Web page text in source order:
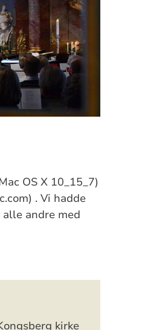
OS X 10_15_7)
. Vi hadde
andre med
kirke